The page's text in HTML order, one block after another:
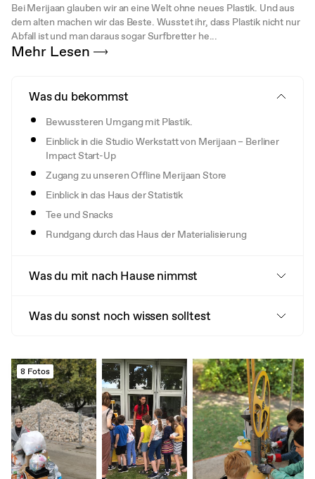
Bei Merijaan glauben wir an eine Welt ohne neues Plastik. Und aus
dem alten machen wir das Beste. Wusstet ihr, dass Plastik nicht nur
Abfall ist und man daraus sogar Surfbretter he...
Mehr Lesen
Was du bekommst
Bewussteren Umgang mit Plastik.
Einblick in die Studio Werkstatt von Merijaan – Berliner
Impact Start-Up
Zugang zu unseren Offline Merijaan Store
Einblick in das Haus der Statistik
Tee und Snacks
Rundgang durch das Haus der Materialisierung
Was du mit nach Hause nimmst
Was du sonst noch wissen solltest
8 Fotos